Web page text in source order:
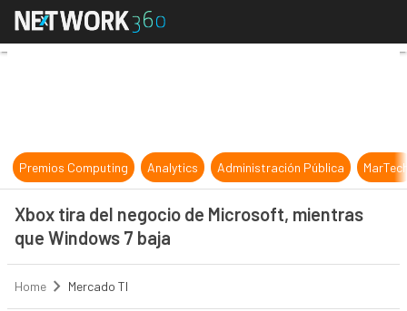
Xbox tira del negocio de
Premios Computing Analytics Administración Pública
Xbox tira del negocio de Microsoft, mientras
que Windows 7 baja
Home Mercado TI